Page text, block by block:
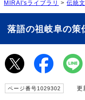
MIRAI'sライブラリ >伝統
落語の祖岐阜の策
ページ番号1029302 更